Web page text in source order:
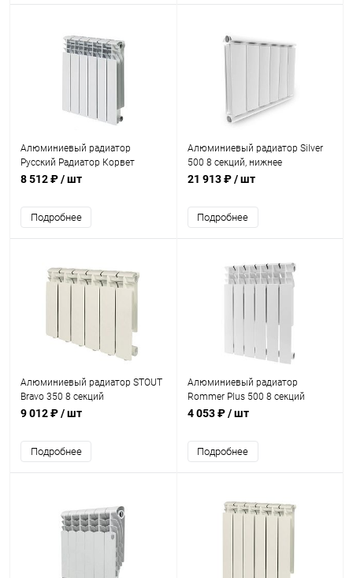
Алюминиевый радиатор
Русский Радиатор Корвет
500/80 8 секций
8 512 ₽/ шт
Подробнее
Алюминиевый радиатор Silver
500 8 секций, нижнее
подключение
21 913 ₽/ шт
Подробнее
Алюминиевый радиатор STOUT
Bravo 350 8 секций
9 012 ₽/ шт
Подробнее
Алюминиевый радиатор
Rommer Plus 500 8 секций
4 053 ₽/ шт
Подробнее